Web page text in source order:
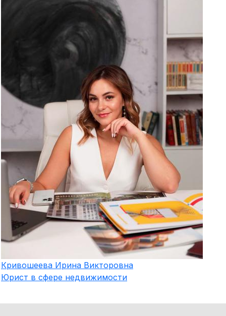
Кривошеева Ирина Викторовна
Юрист в сфере недвижимости